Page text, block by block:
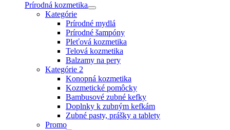
Prírodná kozmetika
Kategórie
Prírodné mydlá
Prírodné šampóny
Pleťová kozmetika
Telová kozmetika
Balzamy na pery
Kategórie 2
Konopná kozmetika
Kozmetické pomôcky
Bambusové zubné kefky
Doplnky k zubným kefkám
Zubné pasty, prášky a tablety
Promo